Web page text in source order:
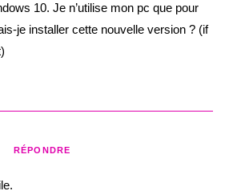
10. Je n’utilise mon pc que pour
je installer cette nouvelle version ? (if
RÉPONDRE